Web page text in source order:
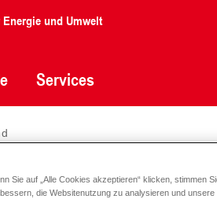
und Umwelt
Services
Wandhängend
Sie auf „Alle Cookies akzeptieren“ klicken, stimmen
die Websitenutzung zu analysieren und